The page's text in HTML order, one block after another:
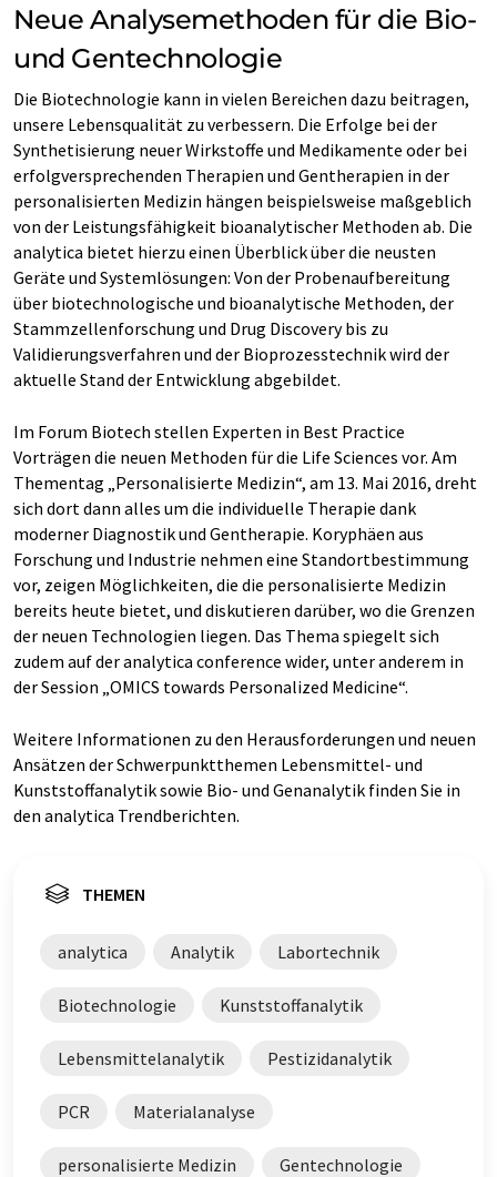
Neue Analysemethoden für die Bio-
und Gentechnologie
Die Biotechnologie kann in vielen Bereichen dazu beitragen,
unsere Lebensqualität zu verbessern. Die Erfolge bei der
Synthetisierung neuer Wirkstoffe und Medikamente oder bei
erfolgversprechenden Therapien und Gentherapien in der
personalisierten Medizin hängen beispielsweise maßgeblich
von der Leistungsfähigkeit bioanalytischer Methoden ab. Die
analytica bietet hierzu einen Überblick über die neusten
Geräte und Systemlösungen: Von der Probenaufbereitung
über biotechnologische und bioanalytische Methoden, der
Stammzellenforschung und Drug Discovery bis zu
Validierungsverfahren und der Bioprozesstechnik wird der
aktuelle Stand der Entwicklung abgebildet.
Im Forum Biotech stellen Experten in Best Practice
Vorträgen die neuen Methoden für die Life Sciences vor. Am
Thementag „Personalisierte Medizin“, am 13. Mai 2016, dreht
sich dort dann alles um die individuelle Therapie dank
moderner Diagnostik und Gentherapie. Koryphäen aus
Forschung und Industrie nehmen eine Standortbestimmung
vor, zeigen Möglichkeiten, die die personalisierte Medizin
bereits heute bietet, und diskutieren darüber, wo die Grenzen
der neuen Technologien liegen. Das Thema spiegelt sich
zudem auf der analytica conference wider, unter anderem in
der Session „OMICS towards Personalized Medicine“.
Weitere Informationen zu den Herausforderungen und neuen
Ansätzen der Schwerpunktthemen Lebensmittel- und
Kunststoffanalytik sowie Bio- und Genanalytik finden Sie in
den analytica Trendberichten.
THEMEN
analytica Analytik Labortechnik
Biotechnologie Kunststoffanalytik
Lebensmittelanalytik Pestizidanalytik
PCR Materialanalyse
personalisierte Medizin Gentechnologie